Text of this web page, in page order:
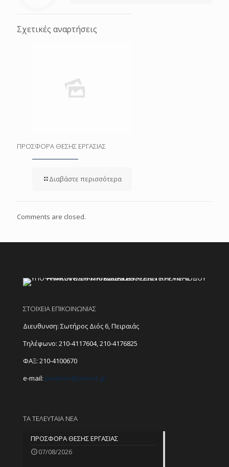
Σχετικές αναρτήσεις
ΠΡΟΣΦΟΡΑ ΘΕΣΗΣ ΕΡΓΑΣΙΑΣ
Διαβάστε περισσότερα
Comments are closed.
ΣΤΟΙΧΕΙΑ ΕΠΙΚΟΙΝΩΝΙΑΣ
Διευθυνση: Σωτήρος Διός 6, Πειραιάς
Τηλέφωνο: 210-4117604,210-4176825
ΦΑΞ: 210-4100670
e-mail: peathen@otenet.gr
ΤΑ ΤΕΛΕΥΤΑΙΑ ΝΕΑ
ΠΡΟΣΦΟΡΑ ΘΕΣΗΣ ΕΡΓΑΣΙΑΣ
07/08/2026